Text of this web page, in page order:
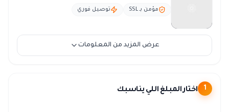
مؤمن بـ SSL توصيل فوري
عرض المزيد من المعلومات
1 اختار المبلغ اللي يناسبك